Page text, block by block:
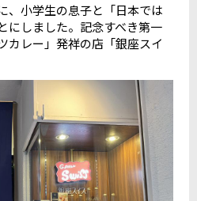
、小学生の息子と「日本では
にしました。記念すべき第一
カレー」発祥の店「銀座スイ